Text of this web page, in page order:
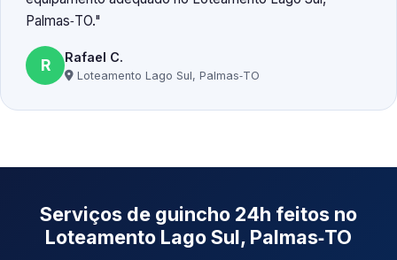
Palmas‑TO.
R Rafael C.
Loteamento Lago Sul, Palmas‑TO
Serviços de guincho 24h feitos no
Loteamento Lago Sul, Palmas‑TO